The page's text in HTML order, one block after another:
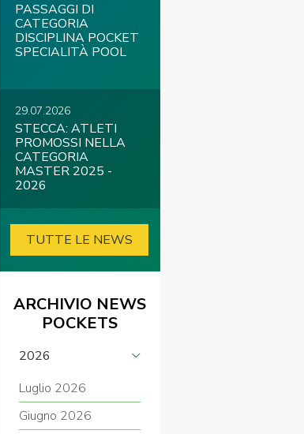
PASSAGGI DI
CATEGORIA
DISCIPLINA POCKET
SPECIALITÀ POOL
29.07.2026
STECCA: ATLETI
PROMOSSI NELLA
CATEGORIA
MASTER 2025 -
2026
TUTTE LE NEWS
ARCHIVIO NEWS
POCKETS
2026
Luglio 2026
Giugno 2026